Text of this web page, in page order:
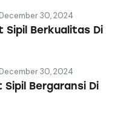
December 30, 2024
Sipil Berkualitas Di
December 30, 2024
Bergaransi Di